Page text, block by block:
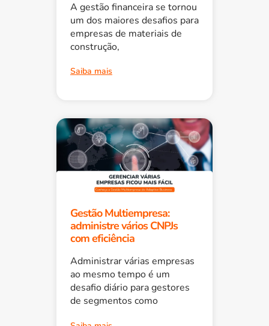
A gestão financeira se tornou
um dos maiores desafios para
empresas de materiais de
construção,
Saiba mais
Gestão Multiempresa:
administre vários CNPJs
com eficiência
Administrar várias empresas
ao mesmo tempo é um
desafio diário para gestores
de segmentos como